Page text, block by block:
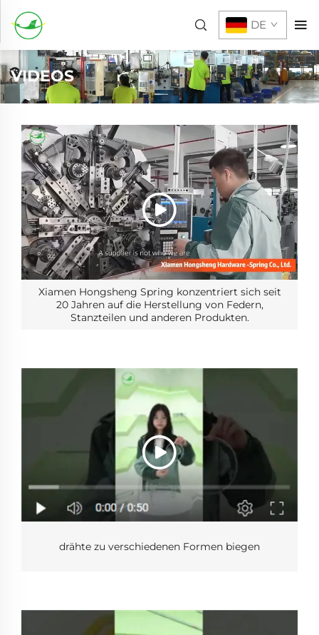
DE
VIDEOS
Xiamen Hongsheng Spring konzentriert sich seit
20 Jahren auf die Herstellung von Federn,
Stanzteilen und anderen Produkten.
drähte zu verschiedenen Formen biegen